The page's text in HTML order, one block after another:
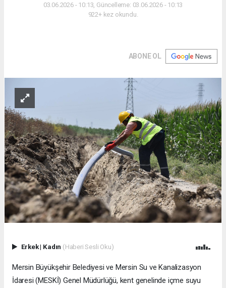
03.06.2026 - 10:13, Güncelleme: 03.06.2026 - 10:13
922+ kez okundu.
ABONE OL
Erkek| Kadın (Haberi Sesli Oku)
Mersin Büyükşehir Belediyesi ve Mersin Su ve Kanalizasyon
İdaresi (MESKİ) Genel Müdürlüğü, kent genelinde içme suyu